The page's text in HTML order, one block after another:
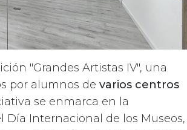
"Grandes Artistas IV", una
por alumnos de varios centros
se enmarca en la
Internacional de los Museos,